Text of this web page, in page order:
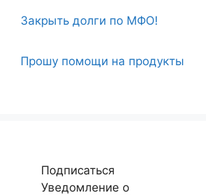
Закрыть долги по МФО!
Прошу помощи на продукты
Подписаться
Уведомление о